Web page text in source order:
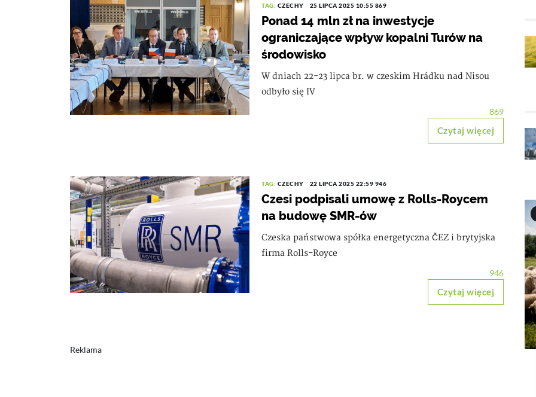
TAG: CZECHY 25 LIPCA 2025 10:55 869
Ponad 14 mln zł na inwestycje
ograniczające wpływ kopalni Turów na
środowisko
W dniach 22-23 lipca br. w czeskim Hrádku nad Nisou
odbyło się IV
869
Czytaj więcej
TAG: CZECHY 22 LIPCA 2025 22:59 946
Czesi podpisali umowę z Rolls-Roycem
na budowę SMR-ów
Czeska państwowa spółka energetyczna ČEZ i brytyjska
firma Rolls-Royce
946
Czytaj więcej
Reklama